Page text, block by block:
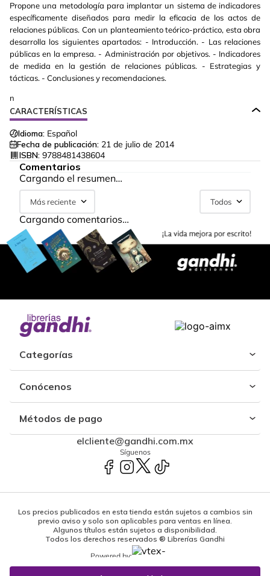
Propone una metodología para implantar un sistema de indicadores
específicamente diseñados para medir la eficacia de los actos de
relaciones públicas. Con un planteamiento teórico-práctico, esta obra
desarrolla los siguientes apartados: - Introducción. - Las relaciones
públicas en la empresa. - Administración por objetivos. - Indicadores
de medida en la gestión de relaciones públicas. - Estrategias y
tácticas. - Conclusiones y recomendaciones.
n
CARACTERÍSTICAS
Idioma: Español
Fecha de publicación: 21 de julio de 2014
ISBN: 9788481438604
Comentarios
Cargando el resumen…
Más reciente Todos
Cargando comentarios…
Categorías
Conócenos
Métodos de pago
elcliente@gandhi.com.mx
Síguenos
Los precios publicados en esta tienda están sujetos a cambios sin
previo aviso y solo son aplicables para ventas en línea.
Algunos títulos están sujetos a disponibilidad.
Todos los derechos reservados ® Librerías Gandhi
Powered by: